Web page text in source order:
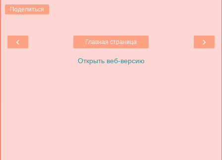
Поделиться
‹ ›
Главная страница
Открыть веб-версию